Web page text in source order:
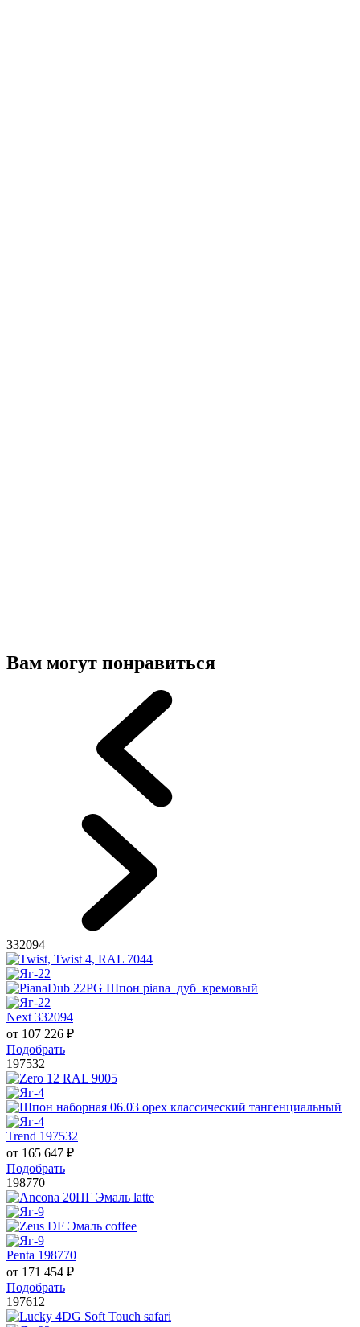
Вам могут понравиться
332094
Next 332094
от 107 226 ₽
Подобрать
197532
Trend 197532
от 165 647 ₽
Подобрать
198770
Penta 198770
от 171 454 ₽
Подобрать
197612